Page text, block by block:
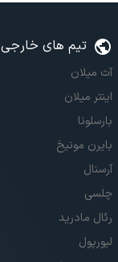
تیم های خارجی
آث میلان
اینتر میلان
بارسلونا
بایرن مونیخ
آرسنال
چلسی
رئال مادرید
لیورپول